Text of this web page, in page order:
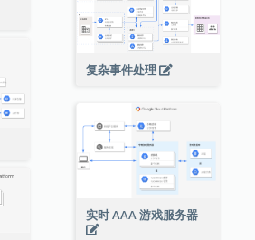
复杂事件处理
实时 AAA 游戏服务器